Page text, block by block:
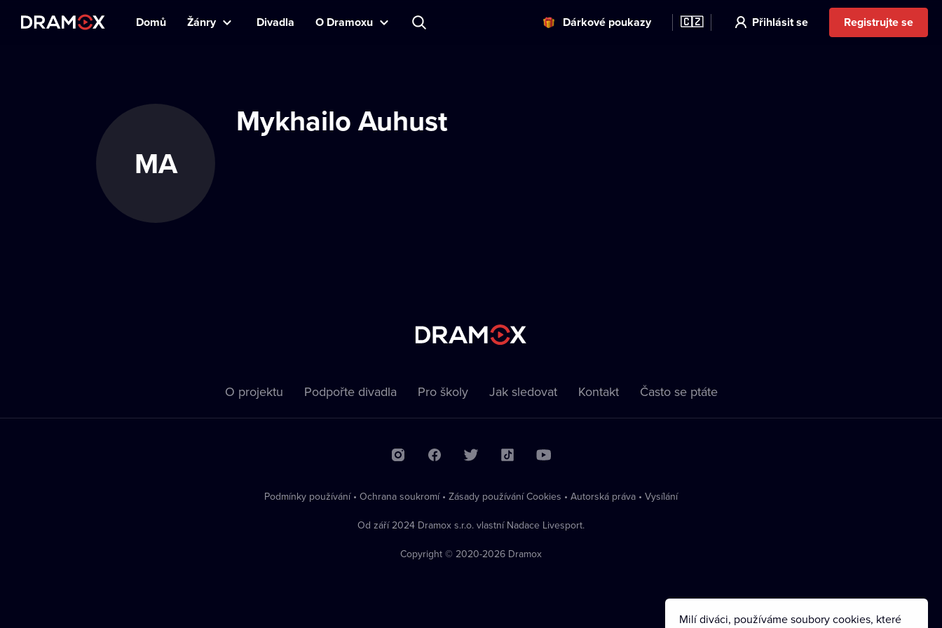
Domů Žánry Divadla O Dramoxu Dárkové poukazy 🇨🇿 Přihlásit se Registrujte se
MA
Mykhailo Auhust
O projektu Podpořte divadla Pro školy Jak sledovat Kontakt Často se ptáte
Podmínky používání • Ochrana soukromí • Zásady používání Cookies • Autorská práva • Vysílání
Od září 2024 Dramox s.r.o. vlastní Nadace Livesport.
Copyright © 2020-2026 Dramox
Milí diváci, používáme soubory cookies, které